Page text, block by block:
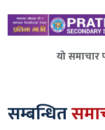
यो समाचार
सम्बन्धित